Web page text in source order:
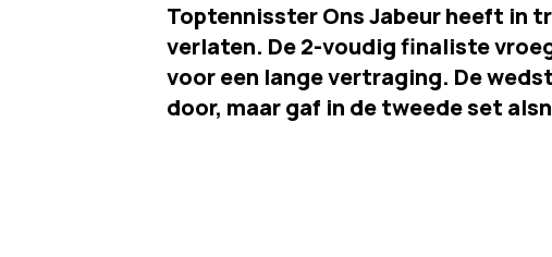
Toptennisster Ons Jabeur heeft in
verlaten. De 2-voudig finaliste
voor een lange vertraging. De
door, maar gaf in de tweede set